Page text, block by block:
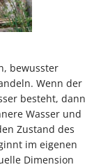
bewusster
Wenn der
besteht, dann
Wasser und
Zustand des
im eigenen
Dimension